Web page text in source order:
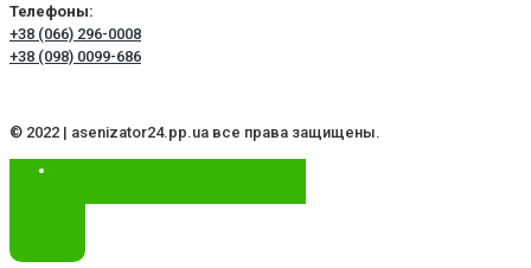
Телефоны:
+38 (066) 296-0008
+38 (098) 0099-686
© 2022 | asenizator24.pp.ua все права защищены.